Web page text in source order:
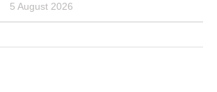
5 August 2026